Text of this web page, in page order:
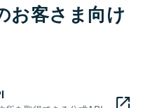
お客さま向け